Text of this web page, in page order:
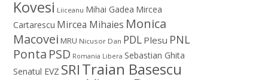
Kovesi Liiceanu Mihai Gadea Mircea
Cartarescu Mircea Mihaies Monica
Macovei MRU Nicusor Dan PDL Plesu PNL
Ponta PSD Romania Libera Sebastian Ghita
Senatul EVZ SRITraian Basescu